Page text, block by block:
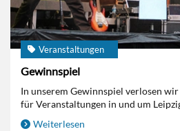
Veranstaltungen
Gewinnspiel
In unserem Gewinnspiel verlosen
für Veranstaltungen in und um
Weiterlesen